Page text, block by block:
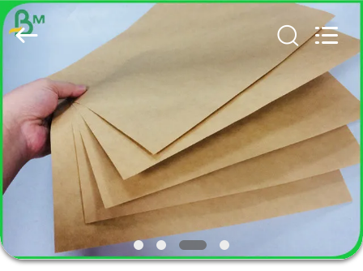
घर
उत्पादों
हमारे
में
GUANGZHOU
BMPAPER
CO.,
LTD..